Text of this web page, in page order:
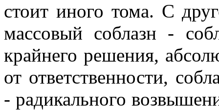
стоит иного тома. С
массовый соблазн -
крайнего решения,
от ответственности,
- радикального